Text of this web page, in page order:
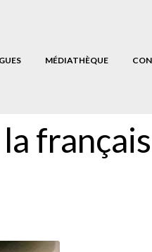
MÉDIATHÈQUE